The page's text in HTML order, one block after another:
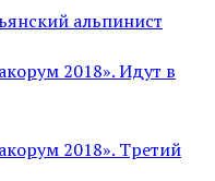
альпинист
2018». Идут в
2018». Третий